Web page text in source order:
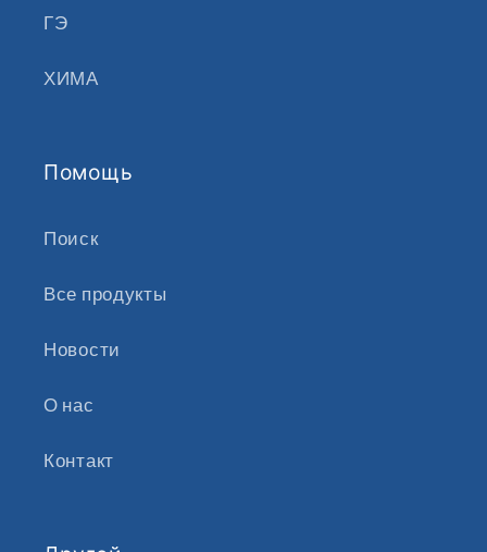
ГЭ
ХИМА
Помощь
Поиск
Все продукты
Новости
О нас
Контакт